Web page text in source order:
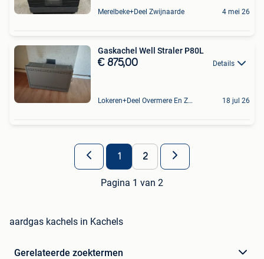
Merelbeke+Deel Zwijnaarde 4 mei 26
Gaskachel Well Straler P80L
€ 875,00 Details
Lokeren+Deel Overmere En Zele 18 jul 26
1 2
Pagina 1 van 2
aardgas kachels in Kachels
Gerelateerde zoektermen